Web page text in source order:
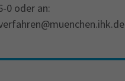
0 oder an: